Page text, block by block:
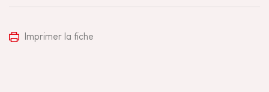
Imprimer la fiche